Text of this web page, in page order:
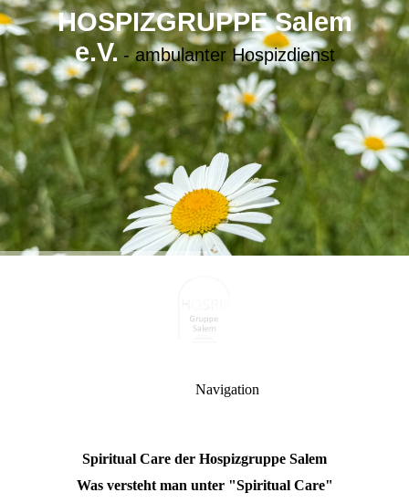
HOSPIZGRUPPE Salem
e.V. - ambulanter Hospizdienst
Navigation
Spiritual Care der Hospizgruppe Salem
Was versteht man unter "Spiritual Care"